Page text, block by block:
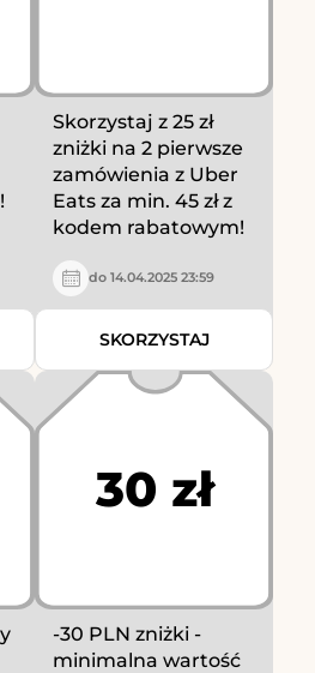
Skorzystaj z 25 zł
zniżki na 2 pierwsze
zamówienia z Uber
Eats za min. 45 zł z
kodem rabatowym!
do 14.04.2025 23:59
SKORZYSTAJ
30 zł
-30 PLN zniżki -
minimalna wartość